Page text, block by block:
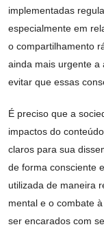
implementadas
especialmente em
o compartilhamento
ainda mais urgente a
evitar que essas
É preciso que a
impactos do
claros para sua
de forma consciente
utilizada de maneira
mental e o combate
ser encarados com